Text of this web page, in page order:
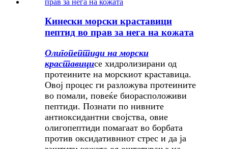
Кинески морски краставици
пептид во прав за нега на кожата
Олигопептиди на морски
краставицисе хидролизирани од
протеините на морскиот краставица.
Овој процес ги разложува протеините
во помали, повеќе биорасположиви
пептиди. Познати по нивните
антиоксидантни својства, овие
олигопептиди помагаат во борбата
против оксидативниот стрес и да ја